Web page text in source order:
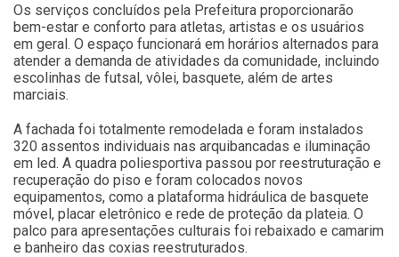
Os serviços concluídos pela Prefeitura proporcionarão
bem-estar e conforto para atletas, artistas e os usuários
em geral. O espaço funcionará em horários alternados para
atender a demanda de atividades da comunidade, incluindo
escolinhas de futsal, vôlei, basquete, além de artes
marciais.
A fachada foi totalmente remodelada e foram instalados
320 assentos individuais nas arquibancadas e iluminação
em led. A quadra poliesportiva passou por reestruturação e
recuperação do piso e foram colocados novos
equipamentos, como a plataforma hidráulica de basquete
móvel, placar eletrônico e rede de proteção da plateia. O
palco para apresentações culturais foi rebaixado e camarim
e banheiro das coxias reestruturados.